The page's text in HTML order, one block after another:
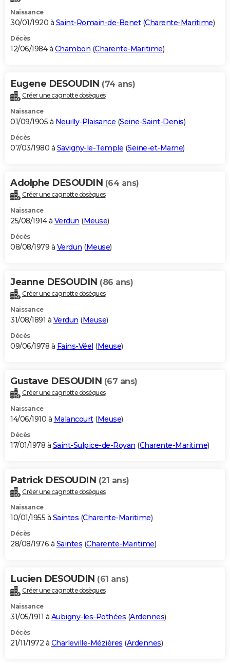
Naissance
30/01/1920 à Saint-Romain-de-Benet(Charente-Maritime)
Décès
12/06/1984 à Chambon (Charente-Maritime)
Eugene DESOUDIN (74 ans)
Créer une cagnotte obsèques
Naissance
01/09/1905 à Neuilly-Plaisance (Seine-Saint-Denis)
Décès
07/03/1980 à Savigny-le-Temple (Seine-et-Marne)
Adolphe DESOUDIN (64 ans)
Créer une cagnotte obsèques
Naissance
25/08/1914 à Verdun (Meuse)
Décès
08/08/1979 à Verdun (Meuse)
Jeanne DESOUDIN (86 ans)
Créer une cagnotte obsèques
Naissance
31/08/1891 à Verdun (Meuse)
Décès
09/06/1978 à Fains-Véel (Meuse)
Gustave DESOUDIN (67 ans)
Créer une cagnotte obsèques
Naissance
14/06/1910 à Malancourt(Meuse)
Décès
17/01/1978 à Saint-Sulpice-de-Royan (Charente-Maritime)
Patrick DESOUDIN (21 ans)
Créer une cagnotte obsèques
Naissance
10/01/1955 à Saintes (Charente-Maritime)
Décès
28/08/1976 à Saintes (Charente-Maritime)
Lucien DESOUDIN (61 ans)
Créer une cagnotte obsèques
Naissance
31/05/1911 à Aubigny-les-Pothées (Ardennes)
Décès
21/11/1972 à Charleville-Mézières (Ardennes)